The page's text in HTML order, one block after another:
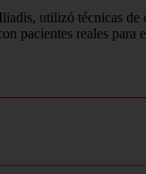
utilizó técnicas
pacientes reales para